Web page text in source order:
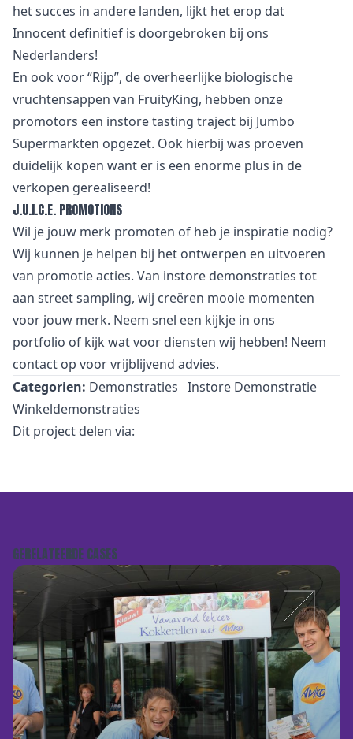
het succes in andere landen, lijkt het erop dat
Innocent definitief is doorgebroken bij ons
Nederlanders!
En ook voor “Rijp”, de overheerlijke biologische
vruchtensappen van FruityKing, hebben onze
promotors een instore tasting traject bij Jumbo
Supermarkten opgezet. Ook hierbij was proeven
duidelijk kopen want er is een enorme plus in de
verkopen gerealiseerd!
J.U.I.C.E. PROMOTIONS
Wil je jouw merk promoten of heb je inspiratie nodig?
Wij kunnen je helpen bij het ontwerpen en uitvoeren
van promotie acties. Van instore demonstraties tot
aan street sampling, wij creëren mooie momenten
voor jouw merk. Neem snel een kijkje in ons
portfolio of kijk wat voor diensten wij hebben! Neem
contact op voor vrijblijvend advies.
Categorien: Demonstraties Instore Demonstratie
Winkeldemonstraties
Dit project delen via:
GERELATEERDE CASES